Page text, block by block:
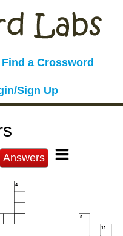
Find a Crossword
Sign Up
Answers
4
8
11